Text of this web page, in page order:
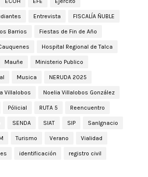
Entrevista FISCALÍA ÑUBLE
Barrios Fiestas de Fin de Año
Hospital Regional de Talca
Mauñe Ministerio Publico
Musica NERUDA 2025
Villalobos Noelia Villalobos González
Pólicial RUTA 5 Reencuentro
SENDA SIAT SIP SanIgnacio
Turismo Verano Vialidad
identificación registro civil